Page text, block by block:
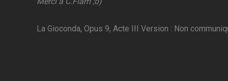
La Gioconda, Opus 9, Acte III Version : Non